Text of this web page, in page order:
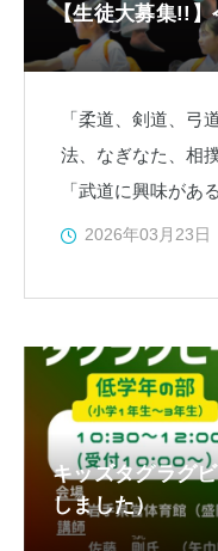
【生徒大募集!!】
「柔道、剣道、弓
法、なぎなた、相
「武道に興味があ
という初心者の方
2026年03月23日
キッズタグラグ
しました）